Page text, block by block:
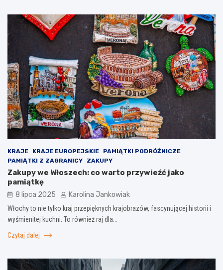
KRAJE KRAJE EUROPEJSKIE
PAMIĄTKI PODRÓŻNICZE
PAMIĄTKI Z ZAGRANICY
ZAKUPY
Zakupy we Włoszech: co warto przywieźć jako
pamiątkę
8 lipca 2025 Karolina Jankowiak
Włochy to nie tylko kraj przepięknych krajobrazów, fascynującej historii i
wyśmienitej kuchni. To również raj dla…
Czytaj dalej